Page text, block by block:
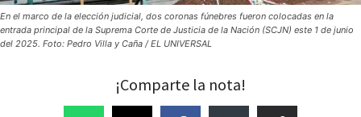
En el marco de la elección judicial, dos coronas fúnebres fueron colocadas en la
entrada principal de la Suprema Corte de Justicia de la Nación (SCJN) este 1 de junio
del 2025. Foto: Pedro Villa y Caña / EL UNIVERSAL
¡Comparte la nota!